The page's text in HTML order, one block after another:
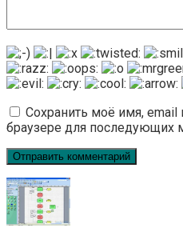
Сохранить моё имя, email
браузере для последующих